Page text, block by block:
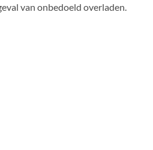
van onbedoeld overladen.